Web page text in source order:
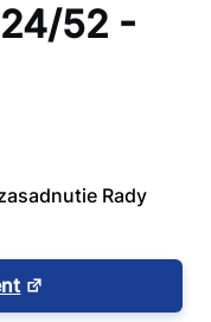
52 -
Rady